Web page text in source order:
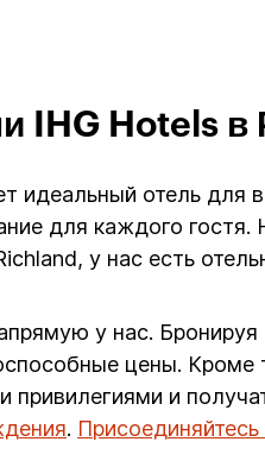
IHG Hotels в
идеальный отель
для каждого
у нас есть
у нас.
цены. Кроме
привилегиями и
.